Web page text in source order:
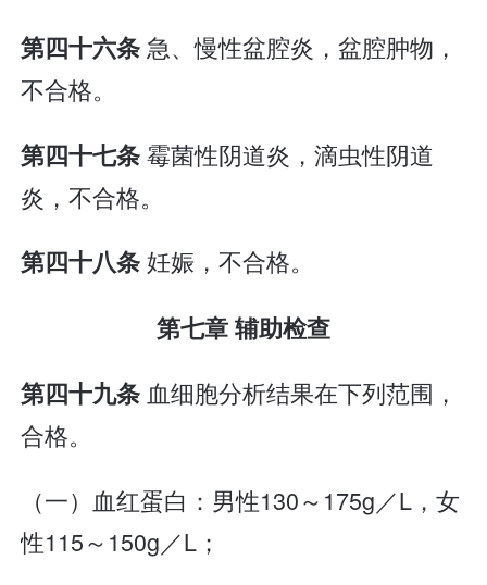
第四十六条急、慢性盆腔炎，盆腔肿物，
不合格。
第四十七条霉菌性阴道炎，滴虫性阴道
炎，不合格。
第四十八条妊娠，不合格。
第七章 辅助检查
第四十九条血细胞分析结果在下列范围，
合格。
（一）血红蛋白：男性130～175g／L，女
性115～150g／L；